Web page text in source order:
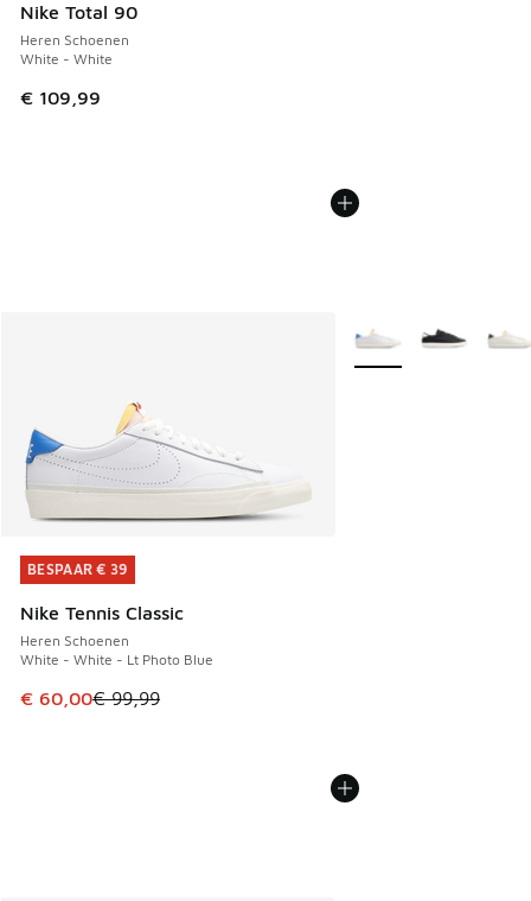
Nike Total 90
Heren Schoenen
White - White
€ 109,99
BESPAAR € 39
Nike Tennis Classic
Heren Schoenen
White - White - Lt Photo Blue
Dit artikel is in de uitverkoop. Dit artikel is in de
€ 60,00€ 99,99
BESPAAR € 39
Meer kleuren